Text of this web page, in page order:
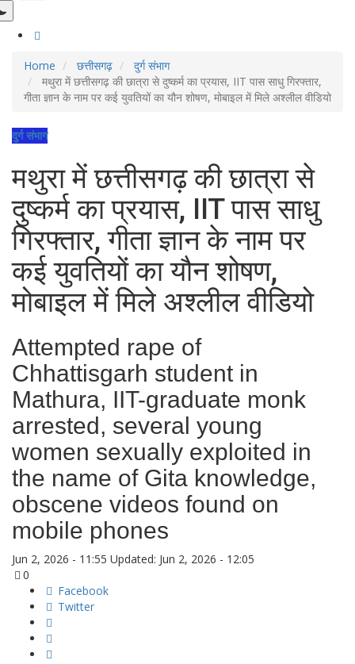
Home छत्तीसगढ़
दुर्ग संभाग
मथुरा में छत्तीसगढ़ की छात्रा से दुष्कर्म का प्रयास, IIT पास साधु गिरफ्तार,
गीता ज्ञान के नाम पर कई युवतियों का यौन शोषण, मोबाइल में मिले अश्लील वीडियो
दुर्ग संभाग
मथुरा में छत्तीसगढ़ की छात्रा से
दुष्कर्म का प्रयास, IIT पास साधु
गिरफ्तार, गीता ज्ञान के नाम पर
कई युवतियों का यौन शोषण,
मोबाइल में मिले अश्लील वीडियो
Attempted rape of
Chhattisgarh student in
Mathura, IIT-graduate monk
arrested, several young
women sexually exploited in
the name of Gita knowledge,
obscene videos found on
mobile phones
Jun 2, 2026 - 11:55 Updated: Jun 2, 2026 - 12:05
0
Facebook
Twitter